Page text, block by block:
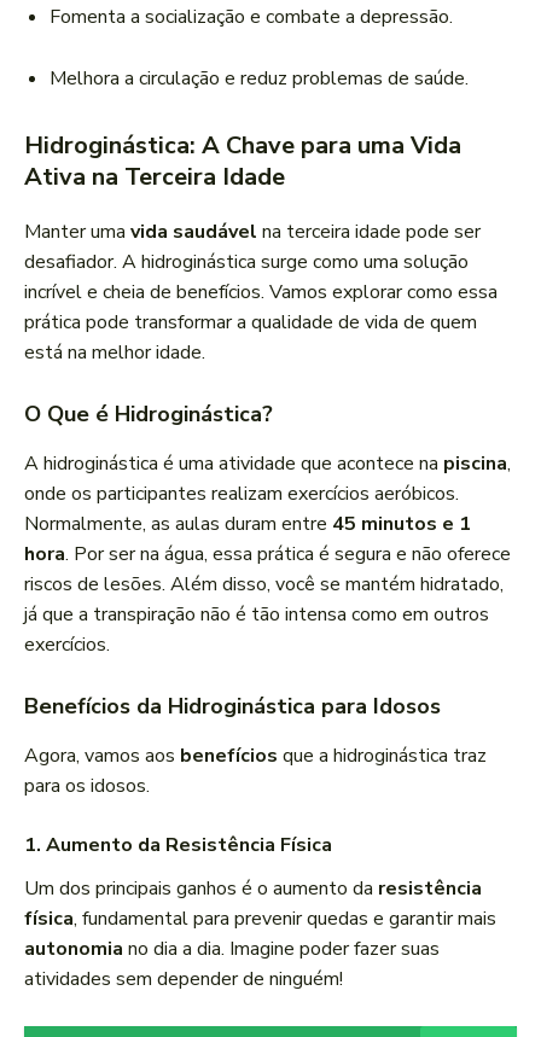
Fomenta a socialização e combate a depressão.
Melhora a circulação e reduz problemas de saúde.
Hidroginástica: A Chave para uma Vida
Ativa na Terceira Idade
Manter uma vida saudável na terceira idade pode ser
desafiador. A hidroginástica surge como uma solução
incrível e cheia de benefícios. Vamos explorar como essa
prática pode transformar a qualidade de vida de quem
está na melhor idade.
O Que é Hidroginástica?
A hidroginástica é uma atividade que acontece na piscina,
onde os participantes realizam exercícios aeróbicos.
Normalmente, as aulas duram entre 45 minutos e 1
hora. Por ser na água, essa prática é segura e não oferece
riscos de lesões. Além disso, você se mantém hidratado,
já que a transpiração não é tão intensa como em outros
exercícios.
Benefícios da Hidroginástica para Idosos
Agora, vamos aos benefícios que a hidroginástica traz
para os idosos.
1. Aumento da Resistência Física
Um dos principais ganhos é o aumento da resistência
física, fundamental para prevenir quedas e garantir mais
autonomia no dia a dia. Imagine poder fazer suas
atividades sem depender de ninguém!